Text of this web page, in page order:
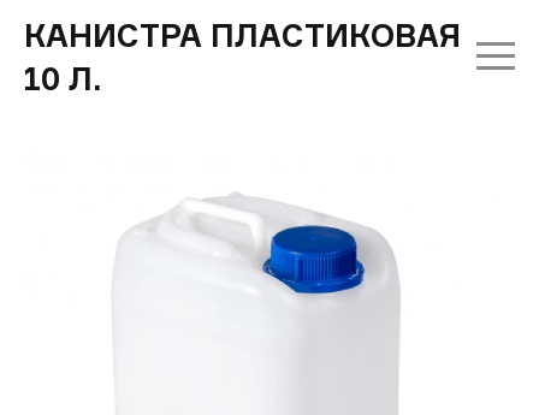
КАНИСТРА ПЛАСТИКОВАЯ
10 Л.